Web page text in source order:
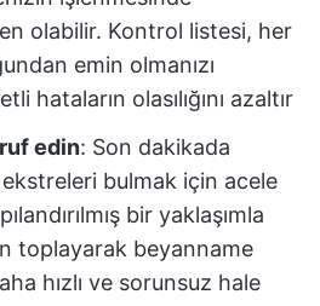
olabilir. Kontrol listesi, her
emin olmanızı
hataların olasılığını azaltır
edin: Son dakikada
bulmak için acele
bir yaklaşımla
toplayarak beyanname
hızlı ve sorunsuz hale